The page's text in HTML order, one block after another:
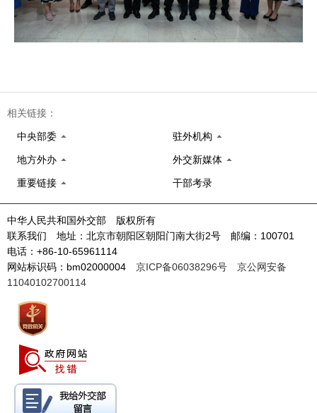
相关链接：
中央部委 驻外机构
地方外办 外交新媒体
重要链接 干部考录
中华人民共和国外交部 版权所有
联系我们 地址：北京市朝阳区朝阳门南大街2号 邮编：100701
电话：+86-10-65961114
网站标识码：bm02000004 京ICP备06038296号
京公网安备
11040102700114